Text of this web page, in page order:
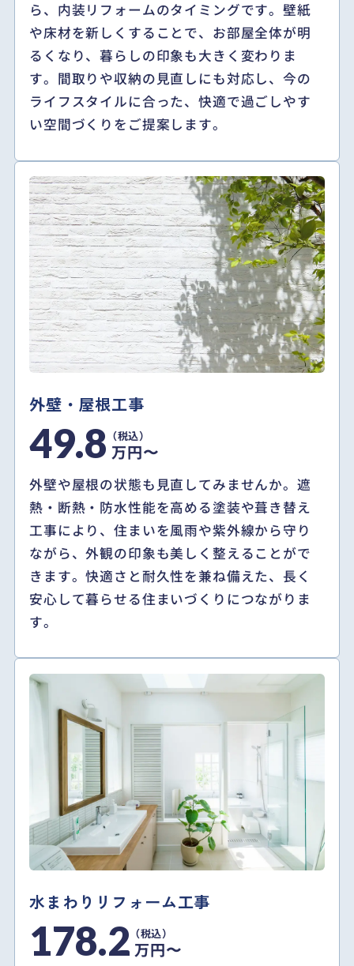
ら、内装リフォームのタイミングです。壁紙
や床材を新しくすることで、お部屋全体が明
るくなり、暮らしの印象も大きく変わりま
す。間取りや収納の見直しにも対応し、今の
ライフスタイルに合った、快適で過ごしやす
い空間づくりをご提案します。
外壁・屋根工事
49.8 万円〜
外壁や屋根の状態も見直してみませんか。遮
熱・断熱・防水性能を高める塗装や葺き替え
工事により、住まいを風雨や紫外線から守り
ながら、外観の印象も美しく整えることがで
きます。快適さと耐久性を兼ね備えた、長く
安心して暮らせる住まいづくりにつながりま
す。
水まわりリフォーム工事
178.2 万円〜